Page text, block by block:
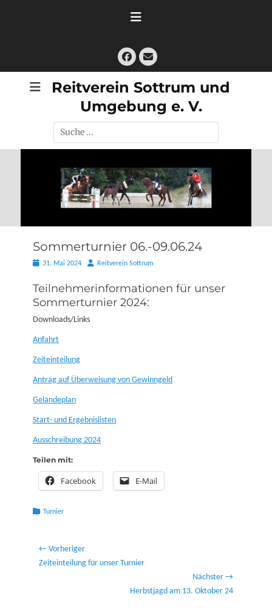
Facebook
E-
Mail
Reitverein Sottrum und
Umgebung e. V.
Suche
nach:
Sommerturnier 06.-09.06.24
Posted31. Mai 2024 AutorReitverein Sottrum
Teilnehmerinformationen für unser
Sommerturnier 2024:
Downloads/Links
Anfahrt
Zeiteinteilung
Antrag auf Überweisung von Gewinngeld
Geländeplan
Start- und Ergebnislisten
Ausschreibung 2024
Teilen mit:
Facebook E-Mail
Kategorien
Turnier
Beitragsnavigation
← Vorheriger
Vorheriger
Zeiteinteilung für unser Turnier
Nächster →
Herbstjagd am 13. Oktober 24